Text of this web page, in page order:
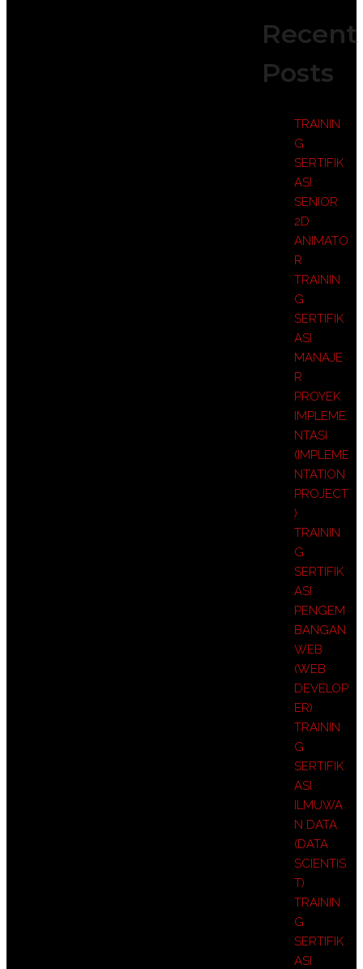
Recent
Posts
TRAININ
G
SERTIFIK
ASI
SENIOR
2D
ANIMATO
R
TRAININ
G
SERTIFIK
ASI
MANAJE
R
PROYEK
IMPLEME
NTASI
(IMPLEME
NTATION
PROJECT
)
TRAININ
G
SERTIFIK
ASI
PENGEM
BANGAN
WEB
(WEB
DEVELOP
ER)
TRAININ
G
SERTIFIK
ASI
ILMUWA
N DATA
(DATA
SCIENTIS
T)
TRAININ
G
SERTIFIK
ASI